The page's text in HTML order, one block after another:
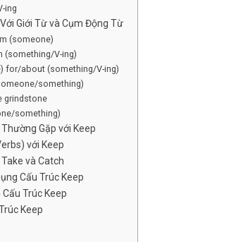
ing
Giới Từ và Cụm Động Từ
(someone)
(something/V-ing)
for/about (something/V-ing)
something)
grindstone
something)
Gặp với Keep
với Keep
và Catch
Cấu Trúc Keep
Trúc Keep
Keep